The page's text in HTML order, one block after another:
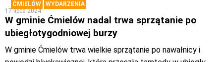
ĆMIELÓW
WYDARZENIA
17 lipca 2024
W gminie Ćmielów nadal trwa sprzątanie po
ubiegłotygodniowej burzy
W gminie Ćmielów trwa wielkie sprzątanie po nawałnicy i